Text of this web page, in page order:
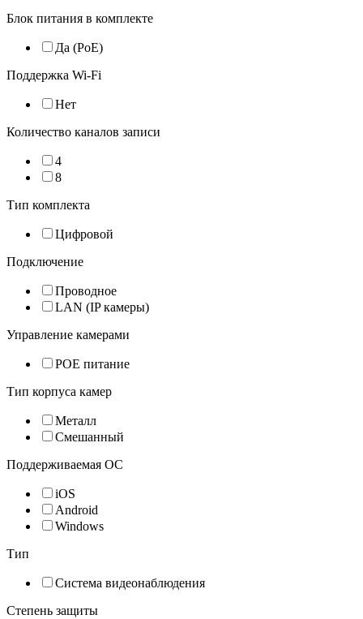
Блок питания в комплекте
Да (PoE)
Поддержка Wi-Fi
Нет
Количество каналов записи
4
8
Тип комплекта
Цифровой
Подключение
Проводное
LAN (IP камеры)
Управление камерами
POE питание
Тип корпуса камер
Металл
Смешанный
Поддерживаемая ОС
iOS
Android
Windows
Тип
Система видеонаблюдения
Степень защиты